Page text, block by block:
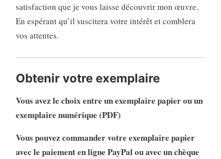
satisfaction que je vous laisse découvrir mon œuvre.
En espérant qu’il suscitera votre intérêt et comblera
vos attentes.
Obtenir votre exemplaire
Vous avez le choix entre un exemplaire papier ou un
exemplaire numérique (PDF)
Vous pouvez commander votre exemplaire papier
avec le paiement en ligne PayPal ou avec un chèque